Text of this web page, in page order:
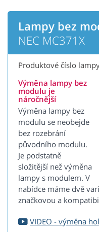
Lampy bez
NEC MC371X
Produktové číslo
Výměna lampy bez
modulu je
náročnější
Výměna lampy bez
modulu se neobejde
bez rozebrání
původního modulu.
Je podstatně
složitější než výměna
lampy s modulem. V
nabídce máme dvě
značkovou a
VIDEO - výměna